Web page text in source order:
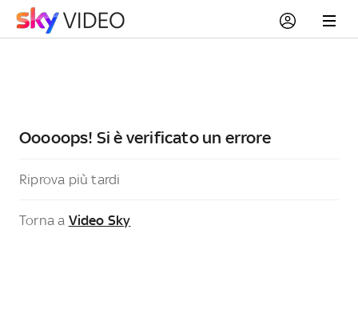
Ooooops! Si è verificato un errore
Riprova più tardi
Torna a Video Sky